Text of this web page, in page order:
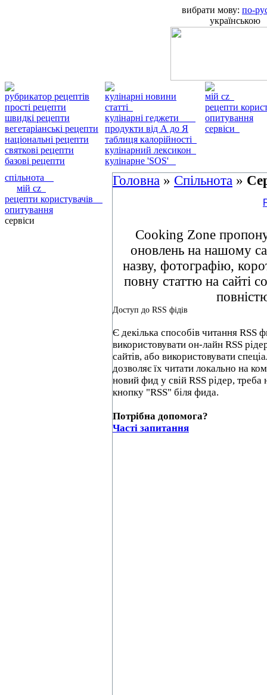
вибрати мову: по-
українською
рубрикатор рецептів
прості рецепти
швидкі рецепти
вегетаріанські рецепти
національні рецепти
святкові рецепти
базові рецепти
кулінарні новини
статті
кулінарні геджети
продукти від А до Я
таблиця калорійності
кулінарний лексикон
кулінарне 'SOS'
мій cz
рецепти
опитування
сервіси
спільнота
мій cz
рецепти користувачів
опитування
сервіси
Головна » Спільнота »
Cooking Zone
оновлень на нашому
назву, фотографію,
повну статтю на сайті
Доступ до RSS фідів
Є декілька способів читання RSS
використовувати он-лайн RSS
сайтів, або використовувати
дозволяє їх читати локально на
новий фид у свій RSS рідер,
кнопку "RSS" біля фида.
Потрібна допомога?
Часті запитання